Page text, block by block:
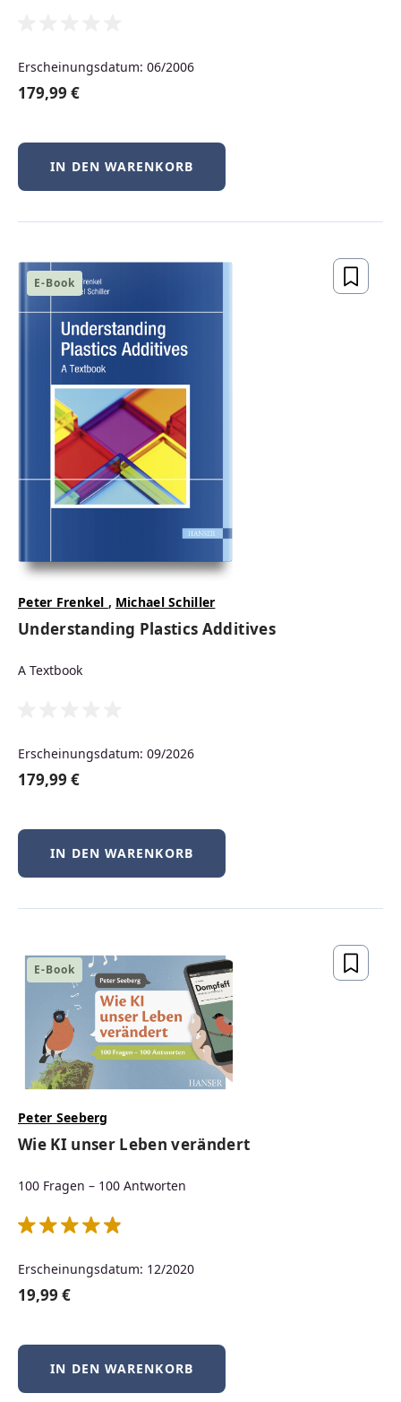
STUDIUM
ELEARNING
erneuerbare Energie
Die Energiewende bleibt eine zentrale
Umweltverträglichkeit. Auch unsere
Autor:innen setzen sich mit der Thematik
auseinander. Werfen Sie doch gleich einen
Blick in die dazu erschienenen Bücher.
Produktgalerie überspringen
Erscheinungsdatum: 06/2006
179,99 €
IN DEN WARENKORB
E-Book
Peter Frenkel , Michael Schiller
Understanding Plastics Additives
A Textbook
Erscheinungsdatum: 09/2026
179,99 €
IN DEN WARENKORB
E-Book
Peter Seeberg
Wie KI unser Leben verändert
100 Fragen – 100 Antworten
Erscheinungsdatum: 12/2020
19,99 €
IN DEN WARENKORB